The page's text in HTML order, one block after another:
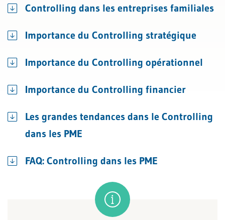
Controlling dans les entreprises familiales
Importance du Controlling stratégique
Importance du Controlling opérationnel
Importance du Controlling financier
Les grandes tendances dans le Controlling
dans les PME
FAQ: Controlling dans les PME